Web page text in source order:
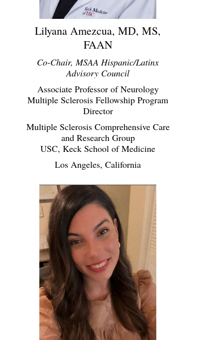
Lilyana Amezcua, MD, MS,
FAAN
Co-Chair, MSAA Hispanic/Latinx
Advisory Council
Associate Professor of Neurology
Multiple Sclerosis Fellowship Program
Director
Multiple Sclerosis Comprehensive Care
and Research Group
USC, Keck School of Medicine
Los Angeles, California